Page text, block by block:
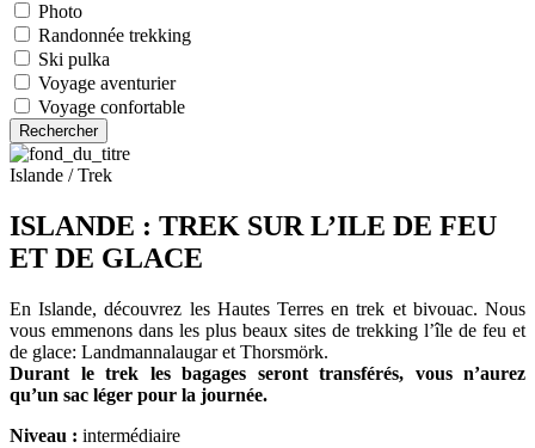
Photo
Randonnée trekking
Ski pulka
Voyage aventurier
Voyage confortable
Islande / Trek
ISLANDE : TREK SUR L’ILE DE FEU
ET DE GLACE
En Islande, découvrez les Hautes Terres en trek et bivouac. Nous
vous emmenons dans les plus beaux sites de trekking l’île de feu et
de glace: Landmannalaugar et Thorsmörk.
Durant le trek les bagages seront transférés, vous n’aurez
qu’un sac léger pour la journée.
Niveau : intermédiaire